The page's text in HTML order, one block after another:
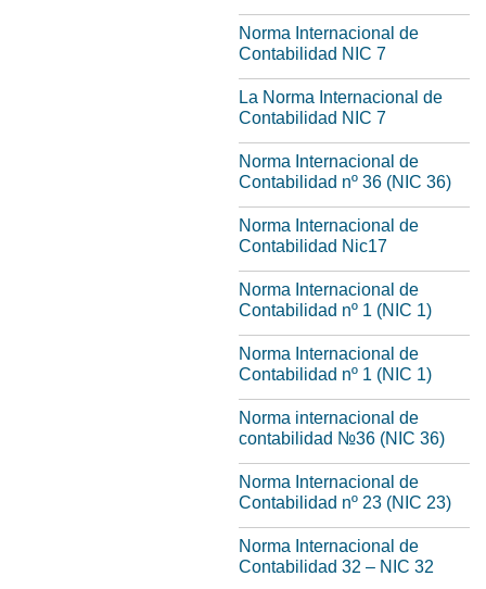
Norma Internacional de
Contabilidad NIC 7
La Norma Internacional de
Contabilidad NIC 7
Norma Internacional de
Contabilidad nº 36 (NIC 36)
Norma Internacional de
Contabilidad Nic17
Norma Internacional de
Contabilidad nº 1 (NIC 1)
Norma Internacional de
Contabilidad nº 1 (NIC 1)
Norma internacional de
contabilidad №36 (NIC 36)
Norma Internacional de
Contabilidad nº 23 (NIC 23)
Norma Internacional de
Contabilidad 32 – NIC 32